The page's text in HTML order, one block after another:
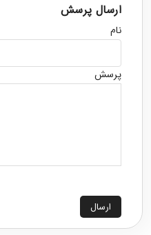
ارسال پرسش
نام
پرسش
ارسال